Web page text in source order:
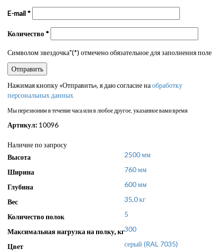
E-mail *
Количество *
Символом звездочка"(*) отмечено обязательное для заполнения поле
Нажимая кнопку «Отправить», я даю согласие наобработку
персональных данных
Мы перезвоним в течение часа или в любое другое, указанное вами время
Артикул: 10096
Наличие по запросу
Высота
2500 мм
Ширина 760 мм
Глубина 600 мм
Вес 35,0 кг
Количество полок 5
Максимальная нагрузка на полку, кг300
Цвет серый (RAL 7035)